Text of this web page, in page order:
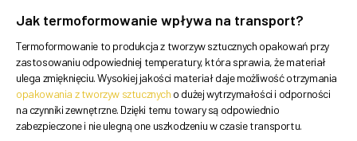
Jak termoformowanie wpływa na transport?
Termoformowanie to produkcja z tworzyw sztucznych opakowań przy
zastosowaniu odpowiedniej temperatury, która sprawia, że materiał
ulega zmięknięciu. Wysokiej jakości materiał daje możliwość otrzymania
opakowania z tworzyw sztucznych o dużej wytrzymałości i odporności
na czynniki zewnętrzne. Dzięki temu towary są odpowiednio
zabezpieczone i nie ulegną one uszkodzeniu w czasie transportu.